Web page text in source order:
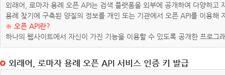
외래어, 로마자 용례 오픈 API는 검색 플랫폼을 외부에 공개하여 다양하
용례 찾기에 구축된 양질의 정보를 개인 또는 기관에서 오픈 API를 이용해
※ 오픈 API란?
하나의 웹사이트에서 자신이 가진 기능을 이용할 수 있도록 공개한 프로그
외래어, 로마자 용례 오픈 API 서비스 인증 키 발급